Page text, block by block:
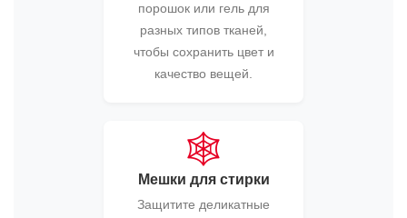
порошок или гель для
разных типов тканей,
чтобы сохранить цвет и
качество вещей.
🕸️
Мешки для стирки
Защитите деликатные